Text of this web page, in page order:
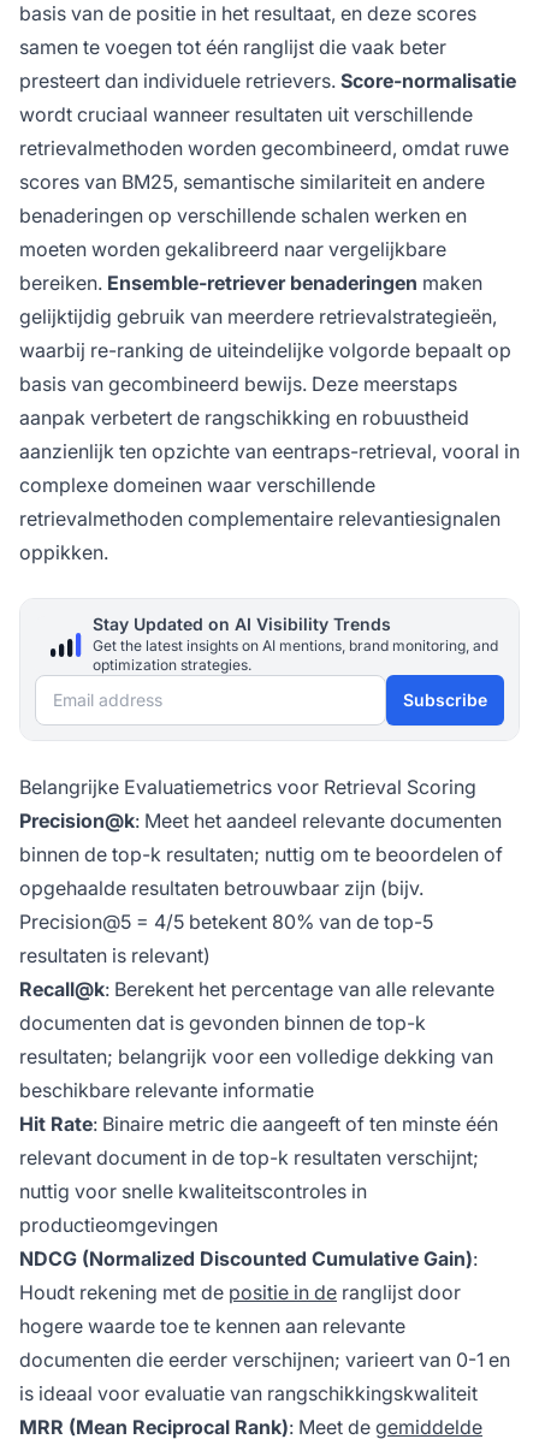
basis van de positie in het resultaat, en deze scores
samen te voegen tot één ranglijst die vaak beter
presteert dan individuele retrievers. Score-normalisatie
wordt cruciaal wanneer resultaten uit verschillende
retrievalmethoden worden gecombineerd, omdat ruwe
scores van BM25, semantische similariteit en andere
benaderingen op verschillende schalen werken en
moeten worden gekalibreerd naar vergelijkbare
bereiken. Ensemble-retriever benaderingen maken
gelijktijdig gebruik van meerdere retrievalstrategieën,
waarbij re-ranking de uiteindelijke volgorde bepaalt op
basis van gecombineerd bewijs. Deze meerstaps
aanpak verbetert de rangschikking en robuustheid
aanzienlijk ten opzichte van eentraps-retrieval, vooral in
complexe domeinen waar verschillende
retrievalmethoden complementaire relevantiesignalen
oppikken.
Stay Updated on AI Visibility Trends
Get the latest insights on AI mentions, brand monitoring, and
optimization strategies.
Email address Subscribe
Belangrijke Evaluatiemetrics voor Retrieval Scoring
Precision@k: Meet het aandeel relevante documenten
binnen de top-k resultaten; nuttig om te beoordelen of
opgehaalde resultaten betrouwbaar zijn (bijv.
Precision@5 = 4/5 betekent 80% van de top-5
resultaten is relevant)
Recall@k: Berekent het percentage van alle relevante
documenten dat is gevonden binnen de top-k
resultaten; belangrijk voor een volledige dekking van
beschikbare relevante informatie
Hit Rate: Binaire metric die aangeeft of ten minste één
relevant document in de top-k resultaten verschijnt;
nuttig voor snelle kwaliteitscontroles in
productieomgevingen
NDCG (Normalized Discounted Cumulative Gain):
Houdt rekening met de positie in de ranglijst door
hogere waarde toe te kennen aan relevante
documenten die eerder verschijnen; varieert van 0-1 en
is ideaal voor evaluatie van rangschikkingskwaliteit
MRR (Mean Reciprocal Rank): Meet de gemiddelde